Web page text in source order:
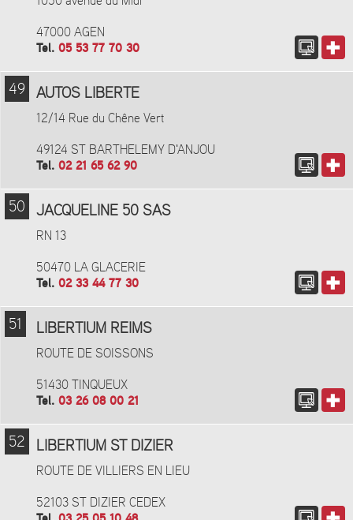
47000 AGEN
Tel. 05 53 77 70 30
49 AUTOS LIBERTE
12/14 Rue du Chêne Vert
49124 ST BARTHELEMY D'ANJOU
Tel. 02 21 65 62 90
50 JACQUELINE 50 SAS
RN 13
50470 LA GLACERIE
Tel. 02 33 44 77 30
51 LIBERTIUM REIMS
ROUTE DE SOISSONS
51430 TINQUEUX
Tel. 03 26 08 00 21
52 LIBERTIUM ST DIZIER
ROUTE DE VILLIERS EN LIEU
52103 ST DIZIER CEDEX